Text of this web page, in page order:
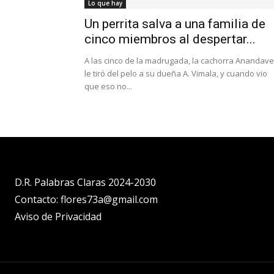
Lo que hay
Un perrita salva a una familia de
cinco miembros al despertar...
A las cinco de la madrugada, la cachorra
le tiró del pelo a su dueña A. Vimala, y cuando vio
que eso no...
D.R. Palabras Claras 2024-2030
Contacto: flores73a@gmail.com
Aviso de Privacidad